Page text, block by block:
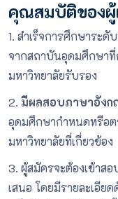
คุณสมบัติของผู้
1. สำเร็จการศึกษาระ
จากสถาบันอุดมศึกษาที่
มหาวิทยาลัยรับรอง
2. มีผลสอบภาษาอังก
อุดมศึกษากำหนดหรือต
มหาวิทยาลัยที่เกี่ยวข้อง
3. ผู้สมัครจะต้องเข้าส
เสนอ โดยมีรายละเอียด